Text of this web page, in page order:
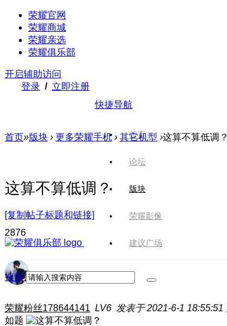
荣耀官网
荣耀商城
荣耀亲选
荣耀俱乐部
开启辅助访问
登录 / 立即注册
快捷导航
首页
论坛
版块
荣耀影像
建议广场
搜索
首页»版块 › 更多荣耀手机 › 其它机型 ›这算不算低调？
这算不算低调？
[复制帖子标题和链接]
2876
荣耀粉丝178644141 LV6 发表于 2021-6-1 18:55:51
如题